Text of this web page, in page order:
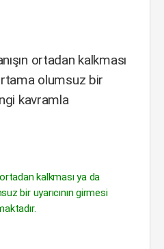
ortadan kalkması
olumsuz bir
kavramla
kalkması ya da
bir uyarıcının girmesi